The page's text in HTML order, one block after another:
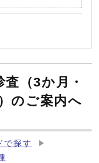
（3か月・
のご案内へ
で探す